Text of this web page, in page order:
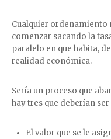
Cualquier ordenamiento
comenzar sacando la
paralelo en que habita,
realidad económica.
Sería un proceso que
hay tres que deberían
El valor que se le